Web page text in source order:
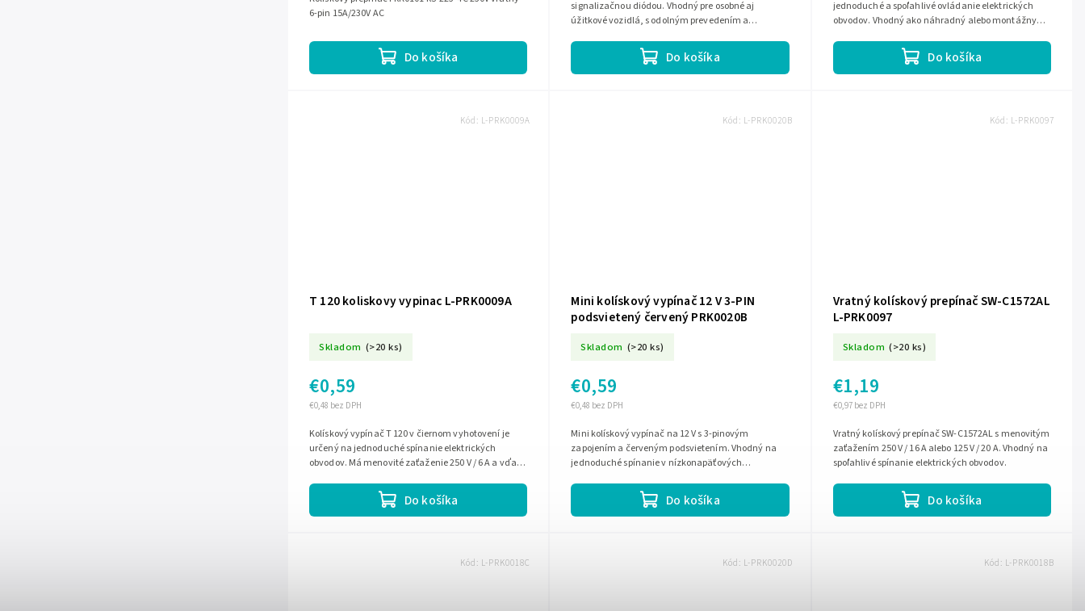
Do košíka
6-pin 15A/230V AC
Do košíka
signalizačnou diódou. Vhodný pre osobné aj
úžitkové vozidlá, s odolným prevedením a
Do košíka
jednoduché a spoľahlivé ovládanie elektrických
obvodov. Vhodný ako náhradný alebo montážny
T 120 koliskovy vypinac L-PRK0009A
Skladom (>20 ks)
€0,48 bez DPH
€0,59
Do košíka
Kolískový vypínač T 120 v čiernom vyhotovení je
určený na jednoduché spínanie elektrických
obvodov. Má menovité zaťaženie 250 V / 6 A a vďaka
Kód: L-PRK0009A
Mini kolískový vypínač 12 V 3-PIN
podsvietený červený PRK0020B
Skladom (>20 ks)
€0,48 bez DPH
€0,59
Do košíka
Mini kolískový vypínač na 12 V s 3-pinovým
zapojením a červeným podsvietením. Vhodný na
jednoduché spínanie v nízkonapäťových
Kód: L-PRK0020B
Vratný kolískový prepínač SW-C1572AL
L-PRK0097
Skladom (>20 ks)
€0,97 bez DPH
€1,19
Do košíka
Vratný kolískový prepínač SW-C1572AL s menovitým
zaťažením 250 V / 16 A alebo 125 V / 20 A. Vhodný na
spoľahlivé spínanie elektrických obvodov.
Kód: L-PRK0097
Kód: L-PRK0018C Kód: L-PRK0020D Kód: L-PRK0018B